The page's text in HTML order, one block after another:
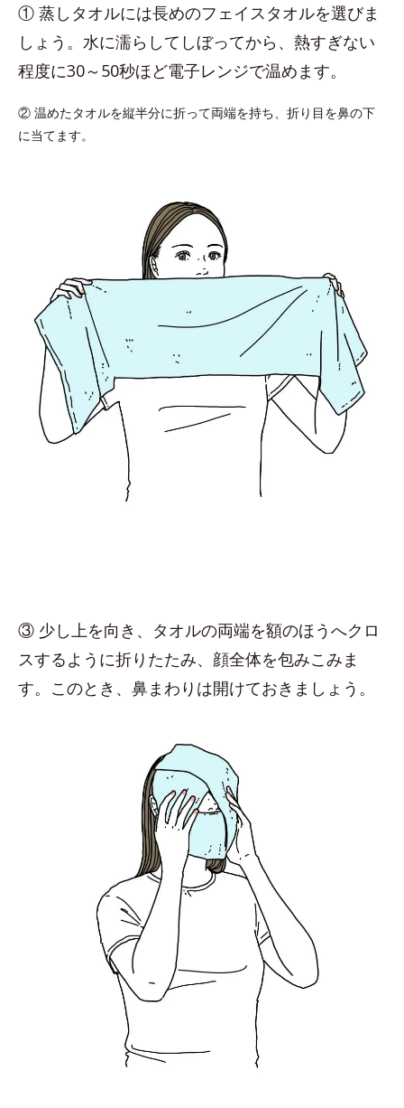
① 蒸しタオルには長めのフェイスタオルを選びま
しょう。水に濡らしてしぼってから、熱すぎない
程度に30～50秒ほど電子レンジで温めます。
② 温めたタオルを縦半分に折って両端を持ち、折り目を鼻の下
に当てます。
③ 少し上を向き、タオルの両端を額のほうへクロ
スするように折りたたみ、顔全体を包みこみま
す。このとき、鼻まわりは開けておきましょう。